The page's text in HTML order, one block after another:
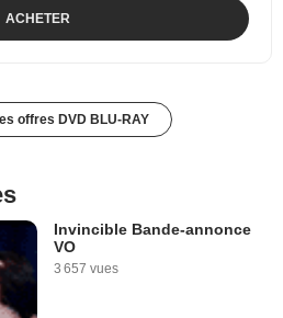
ACHETER
offres DVD BLU-RAY
Invincible Bande-annonce
VO
3 657 vues